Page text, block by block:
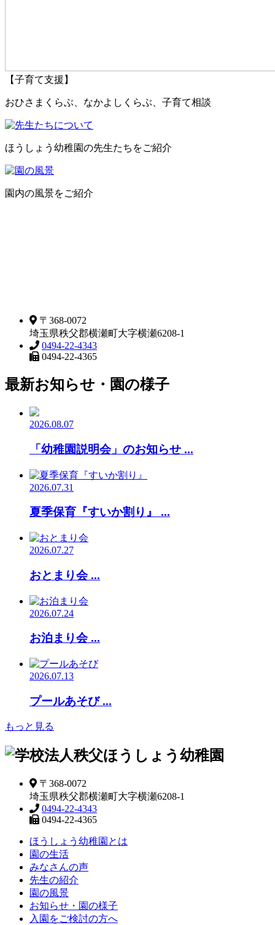
【子育て支援】
おひさまくらぶ、なかよしくらぶ、子育て相談
ほうしょう幼稚園の先生たちをご紹介
園内の風景をご紹介
〒368-0072
埼玉県秩父郡横瀬町大字横瀬6208-1
0494-22-4343
0494-22-4365
最新お知らせ・園の様子
2026.08.07
「幼稚園説明会」のお知らせ ...
2026.07.31
夏季保育『すいか割り』 ...
2026.07.27
おとまり会 ...
2026.07.24
お泊まり会 ...
2026.07.13
プールあそび ...
もっと見る
〒368-0072
埼玉県秩父郡横瀬町大字横瀬6208-1
0494-22-4343
0494-22-4365
ほうしょう幼稚園とは
園の生活
みなさんの声
先生の紹介
園の風景
お知らせ・園の様子
入園をご検討の方へ